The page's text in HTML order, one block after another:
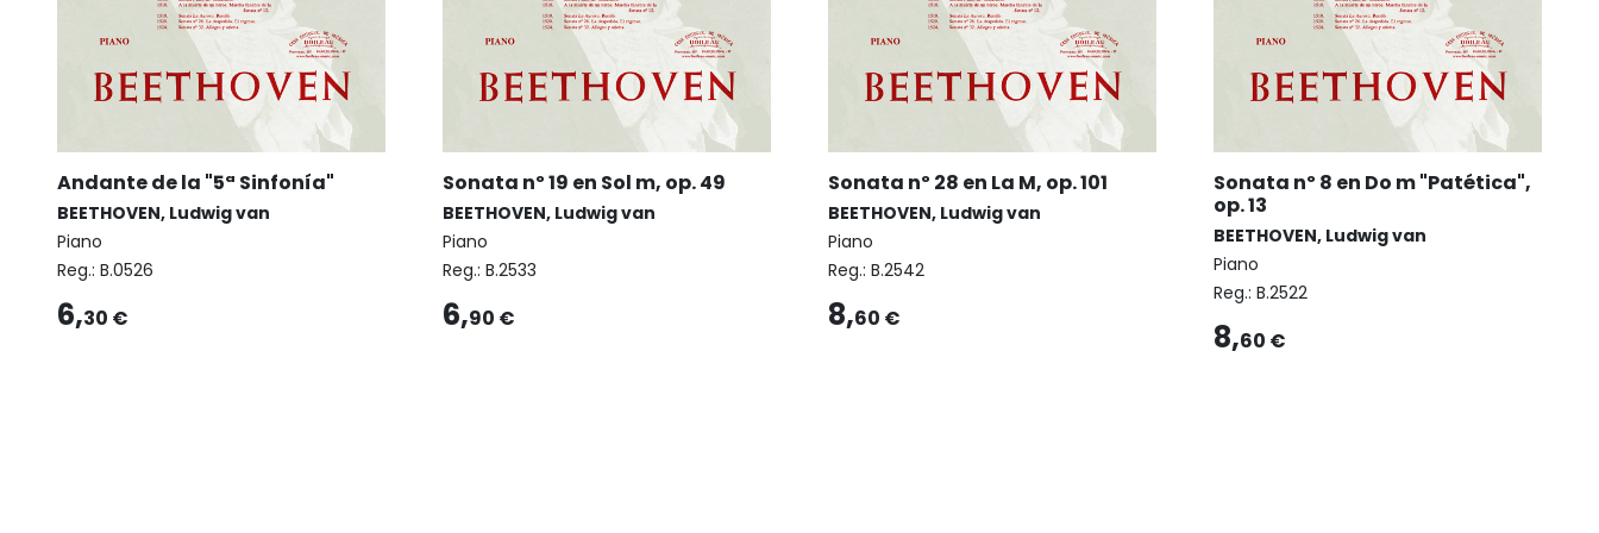
Andante de la "5ª Sinfonía"
BEETHOVEN, Ludwig van
Piano
Reg.: B.0526
6,30 €
Sonata nº 19 en Sol m, op. 49
BEETHOVEN, Ludwig van
Piano
Reg.: B.2533
6,90 €
Sonata nº 28 en La M, op. 101
BEETHOVEN, Ludwig van
Piano
Reg.: B.2542
8,60 €
Sonata nº 8 en Do m "Patética",
op. 13
BEETHOVEN, Ludwig van
Piano
Reg.: B.2522
8,60 €